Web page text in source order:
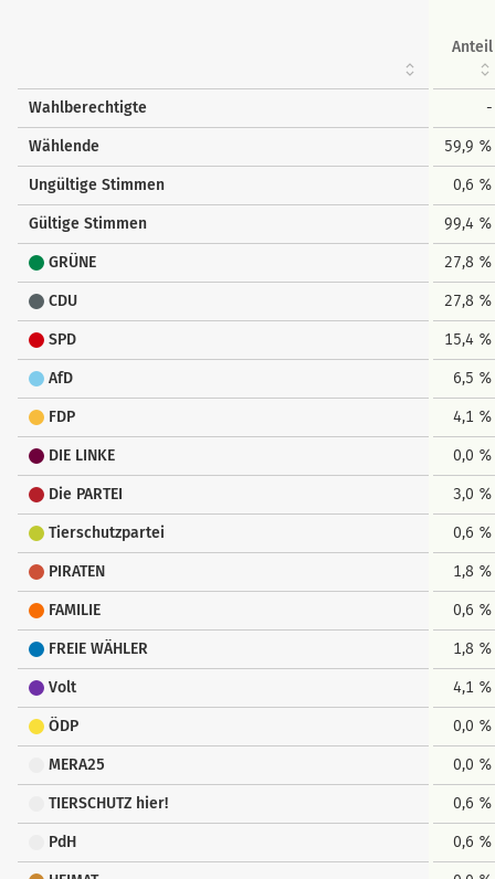
Anteil
Wahlberechtigte -
Wählende 59,9 %
Ungültige Stimmen 0,6 %
Gültige Stimmen 99,4 %
GRÜNE 27,8 %
CDU 27,8 %
SPD 15,4 %
AfD 6,5 %
FDP 4,1 %
DIE LINKE 0,0 %
Die PARTEI 3,0 %
Tierschutzpartei 0,6 %
PIRATEN 1,8 %
FAMILIE 0,6 %
FREIE WÄHLER 1,8 %
Volt 4,1 %
ÖDP 0,0 %
MERA25 0,0 %
TIERSCHUTZ hier! 0,6 %
PdH 0,6 %